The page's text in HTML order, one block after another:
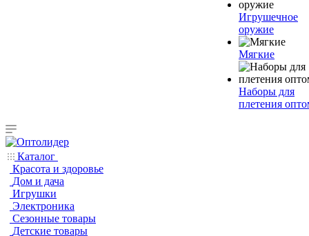
Игрушечное
оружие
Мягкие
Наборы для
плетения
Каталог
Красота и здоровье
Дом и дача
Игрушки
Электроника
Сезонные товары
Детские товары